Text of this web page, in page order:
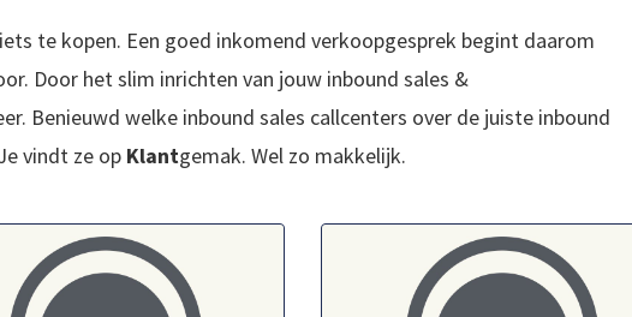
te kopen. Een goed inkomend verkoopgesprek begint daarom
Door het slim inrichten van jouw inbound sales &
Benieuwd welke inbound sales callcenters over de juiste inbound
vindt ze op Klantgemak. Wel zo makkelijk.